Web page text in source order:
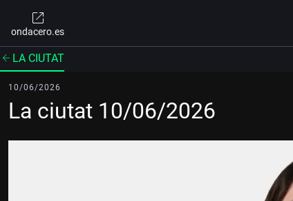
ondacero.es
LA CIUTAT
10/06/2026
La ciutat 10/06/2026